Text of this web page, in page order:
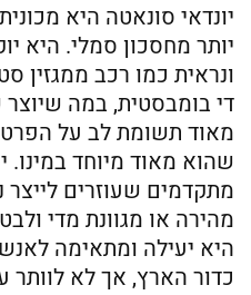
יונדאי סונאטה היא
יותר מחסכון סמלי. היא
ונראית כמו רכב ממגזין
די בומבסטית, במה
מאוד תשומת לב על
שהוא מאוד מיוחד במינו.
מתקדמים שעוזרים
מהירה או מגוונת מדי
היא יעילה ומתאימה
כדור הארץ, אך לא לוותר